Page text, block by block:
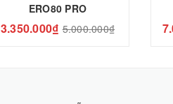
ERO80 PRO
3.350.000₫ 5.000.000₫